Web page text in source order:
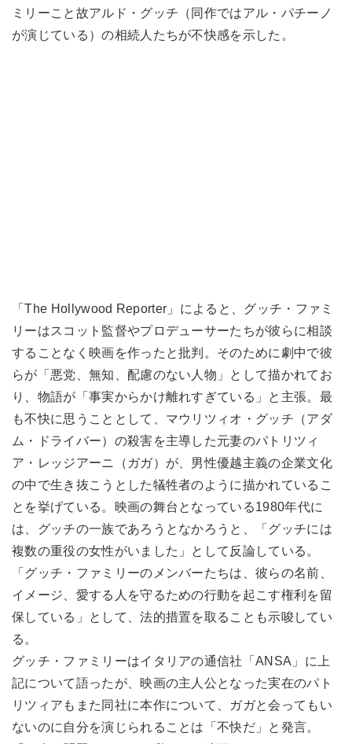
ミリーこと故アルド・グッチ（同作ではアル・パチーノ
が演じている）の相続人たちが不快感を示した。
「The Hollywood Reporter」によると、グッチ・ファミ
リーはスコット監督やプロデューサーたちが彼らに相談
することなく映画を作ったと批判。そのために劇中で彼
らが「悪党、無知、配慮のない人物」として描かれてお
り、物語が「事実からかけ離れすぎている」と主張。最
も不快に思うこととして、マウリツィオ・グッチ（アダ
ム・ドライバー）の殺害を主導した元妻のパトリツィ
ア・レッジアーニ（ガガ）が、男性優越主義の企業文化
の中で生き抜こうとした犠牲者のように描かれているこ
とを挙げている。映画の舞台となっている1980年代に
は、グッチの一族であろうとなかろうと、「グッチには
複数の重役の女性がいました」として反論している。
「グッチ・ファミリーのメンバーたちは、彼らの名前、
イメージ、愛する人を守るための行動を起こす権利を留
保している」として、法的措置を取ることも示唆してい
る。
グッチ・ファミリーはイタリアの通信社「ANSA」に上
記について語ったが、映画の主人公となった実在のパト
リツィアもまた同社に本作について、ガガと会ってもい
ないのに自分を演じられることは「不快だ」と発言。